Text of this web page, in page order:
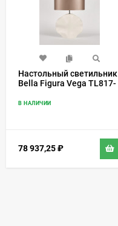
Настольный светильник
Bella Figura Vega TL817-
В НАЛИЧИИ
78 937,25₽